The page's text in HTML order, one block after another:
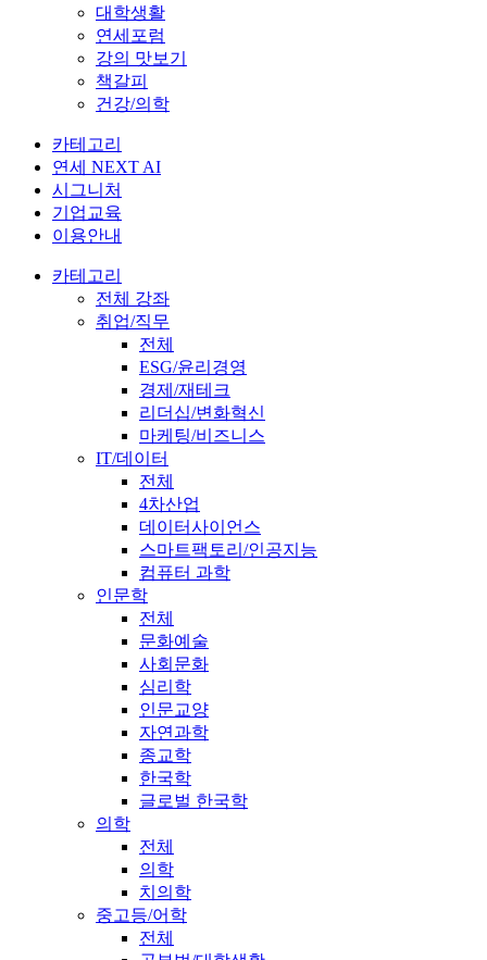
대학생활
연세포럼
강의 맛보기
책갈피
건강/의학
카테고리
연세 NEXT AI
시그니처
기업교육
이용안내
카테고리
전체 강좌
취업/직무
전체
ESG/윤리경영
경제/재테크
리더십/변화혁신
마케팅/비즈니스
IT/데이터
전체
4차산업
데이터사이언스
스마트팩토리/인공지능
컴퓨터 과학
인문학
전체
문화예술
사회문화
심리학
인문교양
자연과학
종교학
한국학
글로벌 한국학
의학
전체
의학
치의학
중고등/어학
전체